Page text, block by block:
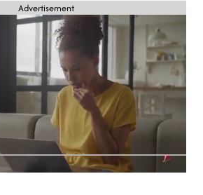
Advertisement